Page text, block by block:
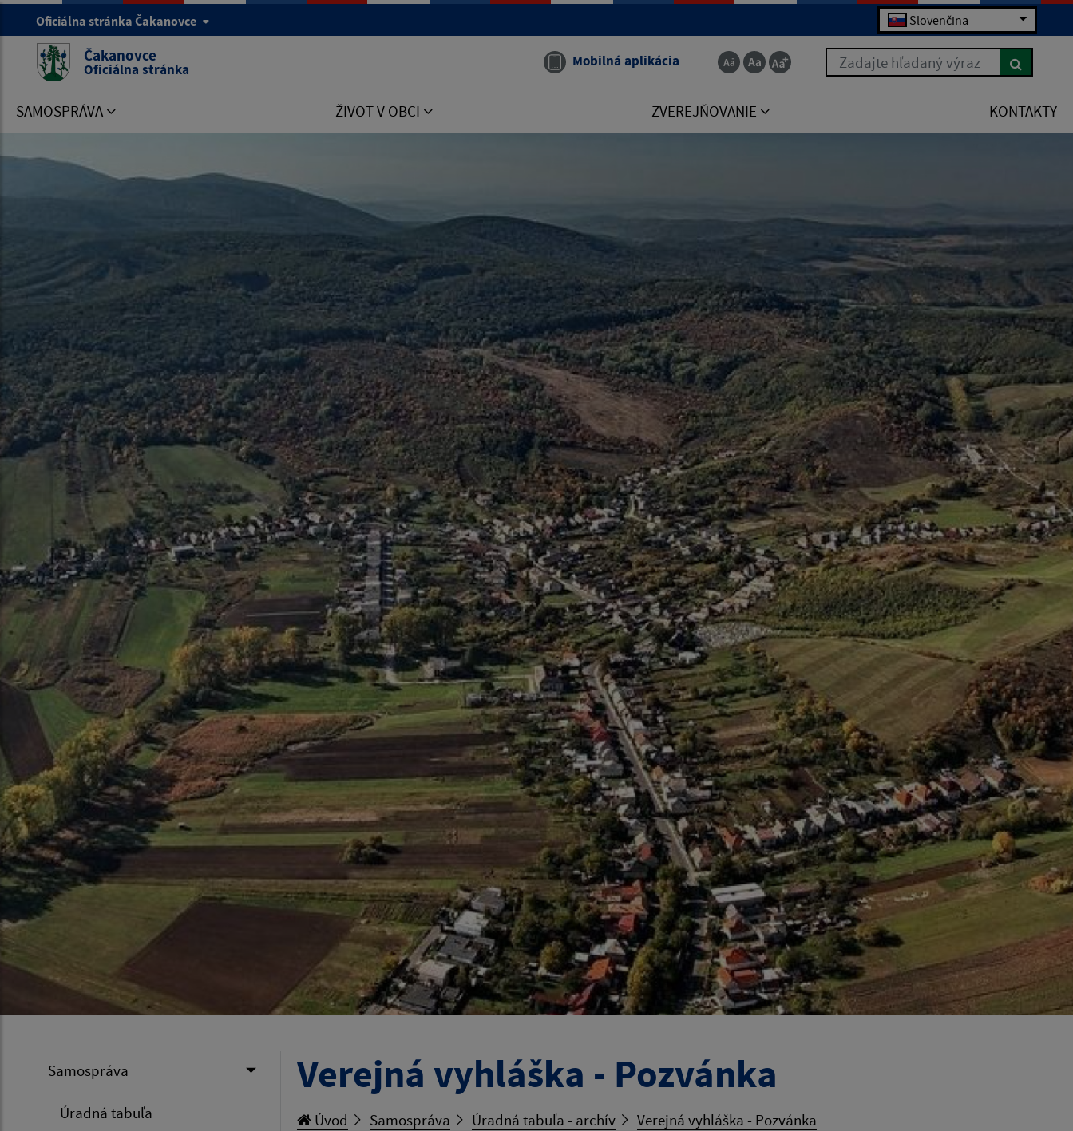
Oficiálna stránka Čakanovce Slovenčina
Čakanovce
Oficiálna stránka Mobilná aplikácia Zadajte hľadaný výraz
SAMOSPRÁVA ŽIVOT V OBCI ZVEREJŇOVANIE KONTAKTY
Samospráva
Úradná tabuľa
Verejná vyhláška - Pozvánka
Úvod Samospráva Úradná tabuľa - archív Verejná vyhláška - Pozvánka